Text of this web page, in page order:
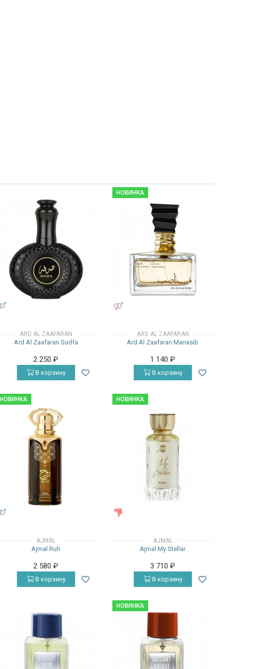
ARD AL ZAAFARAN
Ard Al Zaafaran Sudfa
2 250₽
В корзину
НОВИНКА
ARD AL ZAAFARAN
Ard Al Zaafaran Manasib
1 140₽
В корзину
НОВИНКА
AJMAL
Ajmal Ruh
2 580₽
В корзину
НОВИНКА
AJMAL
Ajmal My Stellar
3 710₽
В корзину
НОВИНКА